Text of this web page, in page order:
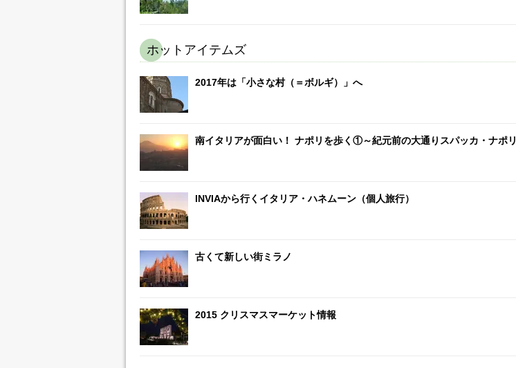
ホットアイテムズ
2017年は「小さな村（＝ボルギ）」へ
南イタリアが面白い！ ナポリを歩く①～紀元前の大通りスパッカ・ナポリ
INVIAから行くイタリア・ハネムーン（個人旅行）
古くて新しい街ミラノ
2015 クリスマスマーケット情報